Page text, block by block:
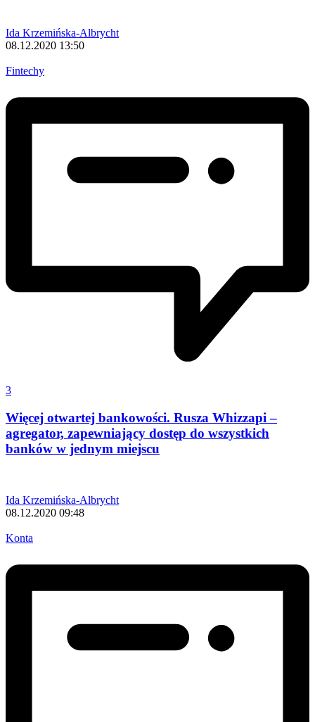
Ida Krzemińska-Albrycht
08.12.2020 13:50
Fintechy
3
Więcej otwartej bankowości. Rusza Whizzapi –
agregator, zapewniający dostęp do wszystkich
banków w jednym miejscu
Ida Krzemińska-Albrycht
08.12.2020 09:48
Konta